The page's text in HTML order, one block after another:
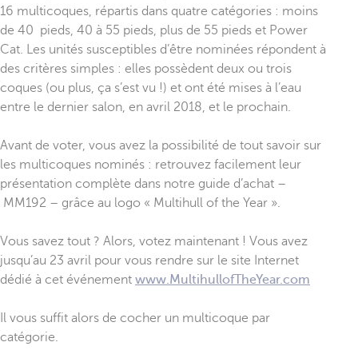
16 multicoques, répartis dans quatre catégories : moins
de 40 pieds, 40 à 55 pieds, plus de 55 pieds et Power
Cat. Les unités susceptibles d’être nominées répondent à
des critères simples : elles possèdent deux ou trois
coques (ou plus, ça s’est vu !) et ont été mises à l’eau
entre le dernier salon, en avril 2018, et le prochain.
Avant de voter, vous avez la possibilité de tout savoir sur
les multicoques nominés : retrouvez facilement leur
présentation complète dans notre guide d’achat –
MM192 – grâce au logo « Multihull of the Year ».
Vous savez tout ? Alors, votez maintenant ! Vous avez
jusqu’au 23 avril pour vous rendre sur le site Internet
dédié à cet événement www.MultihullofTheYear.com
Il vous suffit alors de cocher un multicoque par
catégorie.